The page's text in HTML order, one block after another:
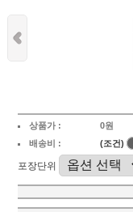
상품가 :
0원
배송비 :
(조건)
포장단위